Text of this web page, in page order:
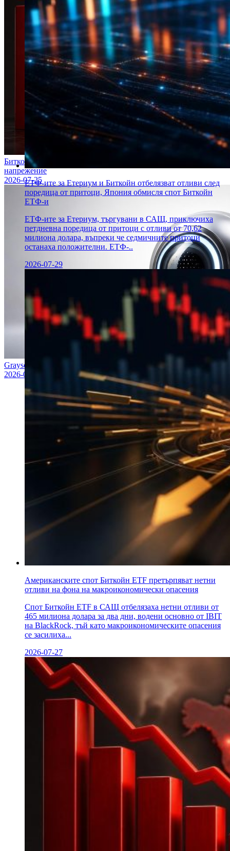
Биткойн ETF-ите отчитат отливи на фона на геополитическо
напрежение
2026-07-25
Grayscale подава S-1 за Worldcoin ETF в САЩ
2026-07-22
ЕТФ-ите за Етериум и Биткойн отбелязват отливи след
поредица от притоци, Япония обмисля спот Биткойн
ЕТФ-и
ЕТФ-ите за Етериум, търгувани в САЩ, приключиха
петдневна поредица от притоци с отливи от 70,62
милиона долара, въпреки че седмичните притоци
останаха положителни. ЕТФ-..
2026-07-29
Американските спот Биткойн ETF претърпяват нетни
отливи на фона на макроикономически опасения
Спот Биткойн ETF в САЩ отбелязаха нетни отливи от
465 милиона долара за два дни, водени основно от IBIT
на BlackRock, тъй като макроикономическите опасения
се засилиха...
2026-07-27